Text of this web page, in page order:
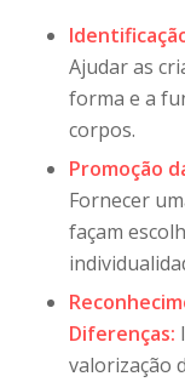
Ajudar as
forma e a
corpos.
Promoção
Fornecer
façam
Diferenças:
valorização